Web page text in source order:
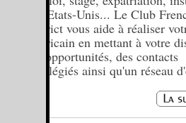
aux Etats-Unis... Le Club
District vous aide à réaliser
américain en mettant à votre
des opportunités, des contacts
privilégiés ainsi qu'un réseau